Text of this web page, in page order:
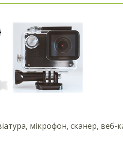
мікрофон, сканер, веб-